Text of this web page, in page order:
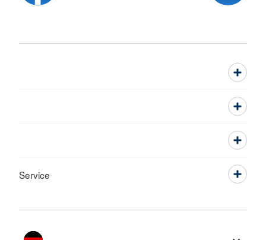
Service
Sprache wechseln zu